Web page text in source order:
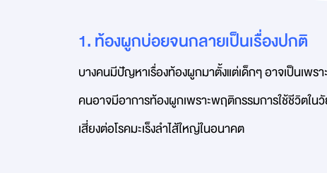
1. ท้องผูกบ่อยจนกลายเป็นเรื่องปกติ
บางคนมีปัญหาเรื่องท้องผูกมาตั้งแต่เด็กๆ อาจเป็นเพ
คนอาจมีอาการท้องผูกเพราะพฤติกรรมการใช้ชีวิตใ
เสี่ยงต่อโรคมะเร็งลำไส้ใหญ่ในอนาคต